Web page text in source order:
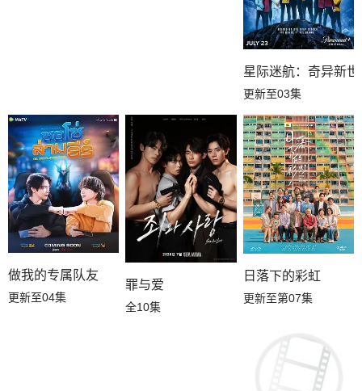
星际迷航：奇异新
更新至03集
做我的专属队友
更新至04集
罪与爱
全10集
日落下的彩虹
更新至第07集